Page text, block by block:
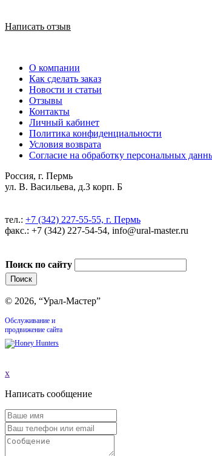
Написать отзыв
О компании
Как сделать заказ
Новости и статьи
Отзывы
Контакты
Личный кабинет
Политика конфиденциальности
Условия возврата
Согласие на обработку персональных
Россия, г. Пермь
ул. В. Васильева, д.3 корп. Б
тел.: +7 (342) 227-55-55, г. Пермь
факс.: +7 (342) 227-54-54, info@ural-master.ru
Поиск по сайту
© 2026, “Урал-Мастер”
Обслуживание и
продвижение сайта
x
Написать сообщение